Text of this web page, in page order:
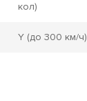
кол)
Y(до 300 км/ч)